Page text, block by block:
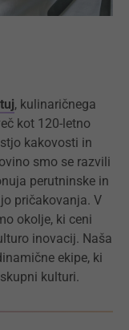
, kulinaričnega
kot 120-letno
kakovosti in
smo se razvili
perutninske in
pričakovanja. V
okolje, ki ceni
inovacij. Naša
ekipe, ki
kulturi.